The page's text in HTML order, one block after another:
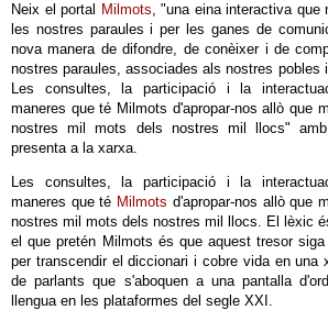
Neix el portal Milmots, "una eina interactiva que
les nostres paraules i per les ganes de
nova manera de difondre, de conèixer i de
nostres paraules, associades als nostres pobles
Les consultes, la participació i la
maneres que té Milmots d'apropar-nos allò que
nostres mil mots dels nostres mil llocs"
presenta a la xarxa.
Les consultes, la participació i la
maneres que té Milmots d'apropar-nos allò que
nostres mil mots dels nostres mil llocs. El lèxic
el que pretén Milmots és que aquest tresor
per transcendir el diccionari i cobre vida en una
de parlants que s'aboquen a una pantalla
llengua en les plataformes del segle XXI.